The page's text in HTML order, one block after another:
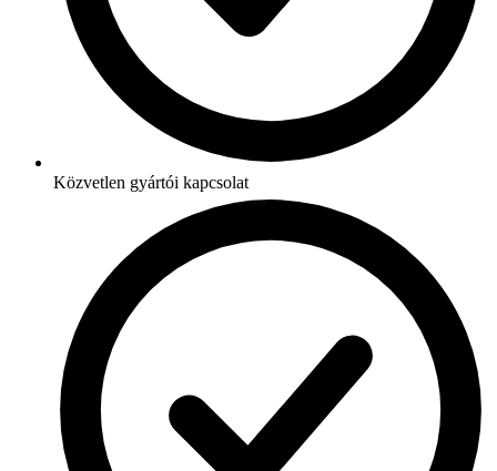
Közvetlen gyártói kapcsolat